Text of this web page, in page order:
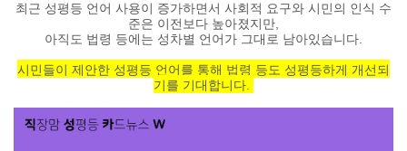
최근 성평등 언어 사용이 증가하면서 사회적 요구와 시민의 인식 수
준은 이전보다 높아졌지만,
아직도 법령 등에는 성차별 언어가 그대로 남아있습니다.
시민들이 제안한 성평등 언어를 통해 법령 등도 성평등하게 개선되
기를 기대합니다.